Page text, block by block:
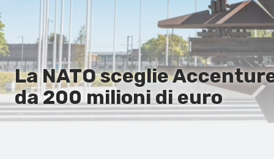
La NATO sceglie
da 200 milioni di euro